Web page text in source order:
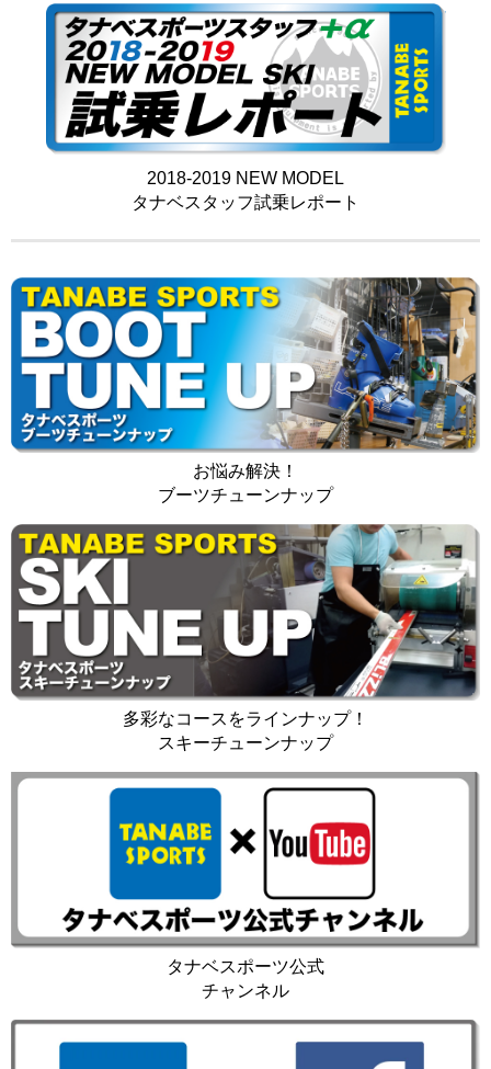
2018-2019 NEW MODEL
タナベスタッフ試乗レポート
お悩み解決！
ブーツチューンナップ
多彩なコースをラインナップ！
スキーチューンナップ
タナベスポーツ公式
チャンネル